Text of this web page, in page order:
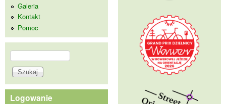
Galeria
Kontakt
Pomoc
Formularz wyszukiwania
Szukaj
Logowanie